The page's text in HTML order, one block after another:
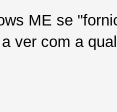
ME se
ver com a